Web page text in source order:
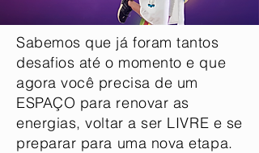
Sabemos que já foram tantos
desafios até o momento e que
agora você precisa de um
ESPAÇO para renovar as
energias, voltar a ser LIVRE e se
preparar para uma nova etapa.